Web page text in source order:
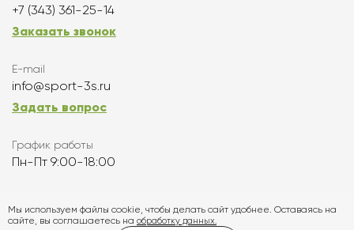
+7 (343) 361-25-14
Заказать звонок
E-mail
info@sport-3s.ru
Задать вопрос
График работы
Пн-Пт 9:00-18:00
Подписаться
Мы используем файлы cookie, чтобы делать сайт удобнее. Оставаясь на
сайте, вы соглашаетесь на обработку данных.